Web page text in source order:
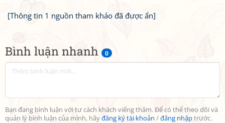
Bình luận nhanh 0
Bạn đang bình luận với tư cách khách viếng thăm. Để có thể theo dõi và
quản lý bình luận của mình, hãyđăng ký tài khoản /đăng nhậptrước.
[Thông tin 1 nguồn tham khảo đã được ẩn]